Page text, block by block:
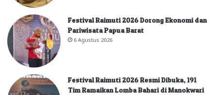
Festival Raimuti 2026 Dorong Ekonomi dan
Pariwisata Papua Barat
6 Agustus 2026
Festival Raimuti 2026 Resmi Dibuka, 191
Tim Ramaikan Lomba Bahari di Manokwari